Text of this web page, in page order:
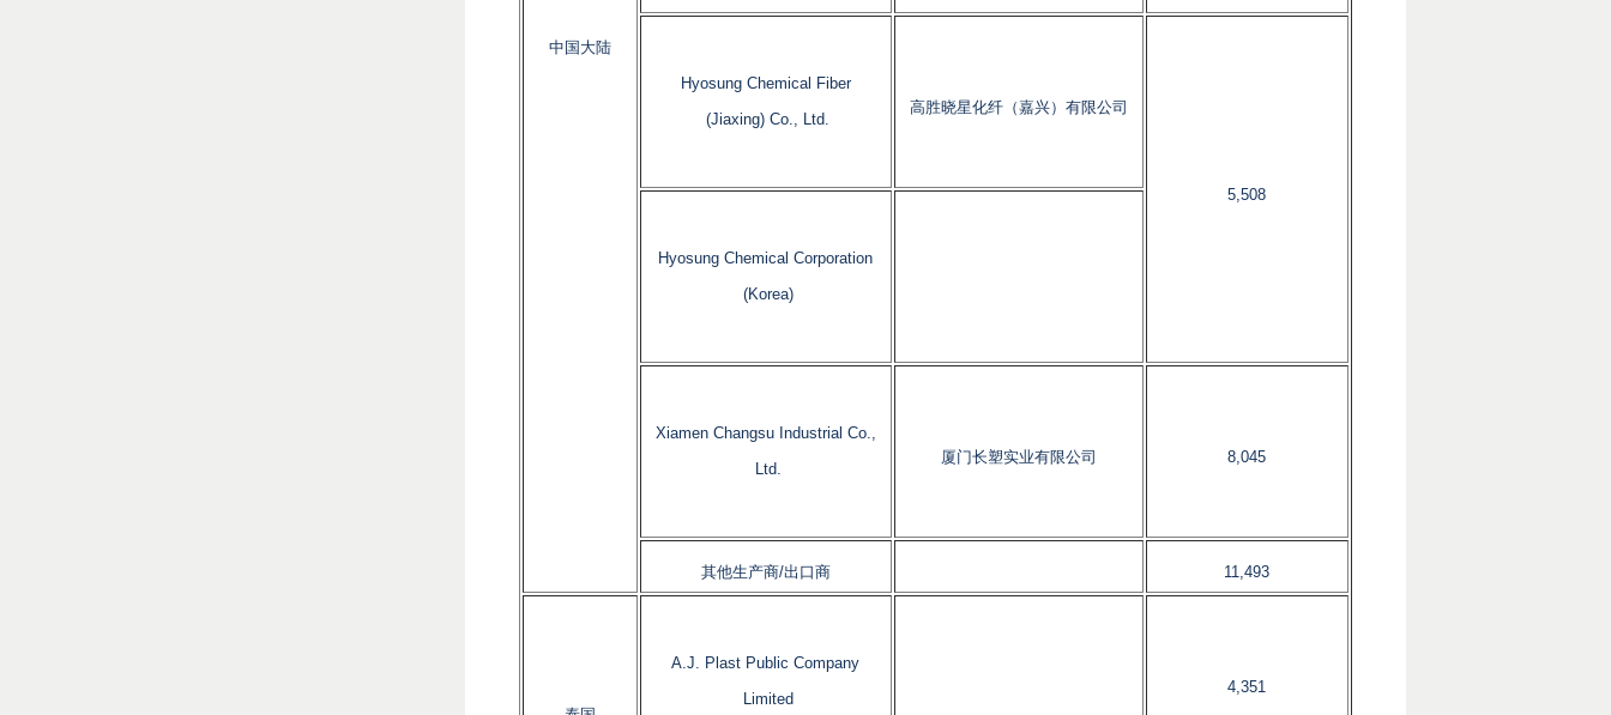
中国大陆
Hyosung Chemical Fiber
(Jiaxing) Co., Ltd.
高胜晓星化纤（嘉兴）有限公司
5,508
Hyosung Chemical Corporation
(Korea)
Xiamen Changsu Industrial Co.,
Ltd.
厦门长塑实业有限公司 8,045
其他生产商/出口商 11,493
A.J. Plast Public Company
Limited
4,351